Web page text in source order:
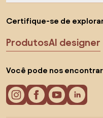
Certifique-se de
ProdutosAI designer
Você pode nos